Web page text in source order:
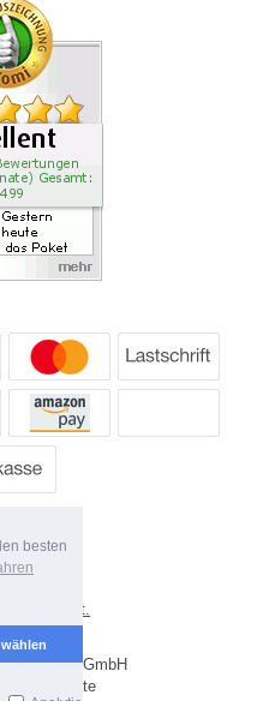
besten
inkl. MwSt.
Dartpoint GmbH
by Shopgate